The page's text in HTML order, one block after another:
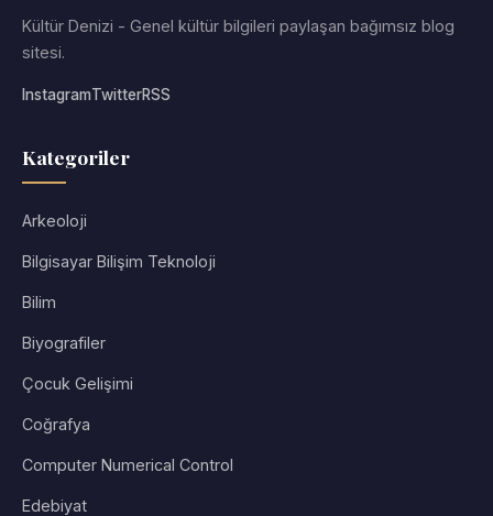
Kültür Denizi - Genel kültür bilgileri paylaşan bağımsız blog
sitesi.
InstagramTwitterRSS
Kategoriler
Arkeoloji
Bilgisayar Bilişim Teknoloji
Bilim
Biyografiler
Çocuk Gelişimi
Coğrafya
Computer Numerical Control
Edebiyat